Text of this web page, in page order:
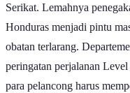
Serikat. Lemahnya
Honduras menjadi pintu
obatan terlarang.
peringatan perjalanan
para pelancong harus